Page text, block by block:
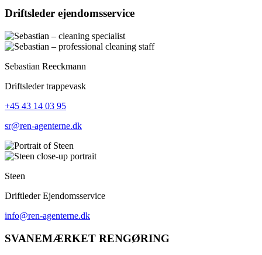
Driftsleder ejendomsservice
Sebastian Reeckmann
Driftsleder trappevask
+45 43 14 03 95
sr@ren-agenterne.dk
Steen
Driftleder Ejendomsservice
info@ren-agenterne.dk
SVANEMÆRKET RENGØRING